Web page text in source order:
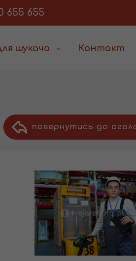
655 655
шукача Контакт
повернутись до